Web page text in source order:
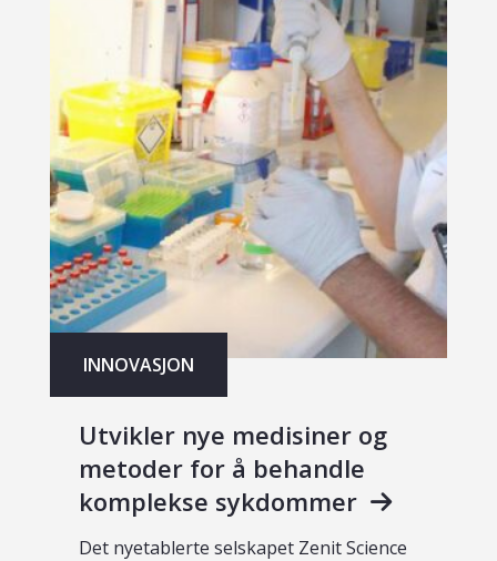
INNOVASJON
Utvikler nye medisiner og
metoder for å behandle
komplekse sykdommer
Det nyetablerte selskapet Zenit Science